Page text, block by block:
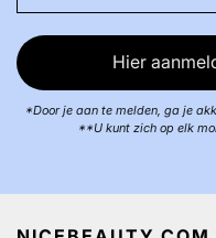
Hier
*Door je aan te melden, ga je
**U kunt zich op elk